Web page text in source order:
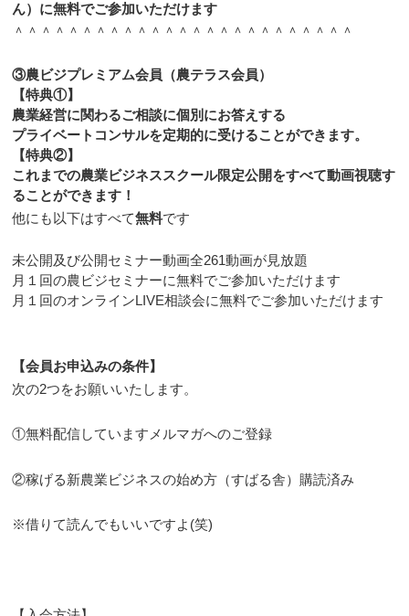
ん）に無料でご参加いただけます
＾＾＾＾＾＾＾＾＾＾＾＾＾＾＾＾＾＾＾＾＾＾＾＾＾
③農ビジプレミアム会員（農テラス会員）
【特典①】
農業経営に関わるご相談に個別にお答えする
プライベートコンサルを定期的に受けることができます。
【特典②】
これまでの農業ビジネススクール限定公開をすべて動画視聴す
ることができます！
他にも以下はすべて無料です
未公開及び公開セミナー動画全261動画が見放題
月１回の農ビジセミナーに無料でご参加いただけます
月１回のオンラインLIVE相談会に無料でご参加いただけます
【会員お申込みの条件】
次の2つをお願いいたします。
①無料配信していますメルマガへのご登録
②稼げる新農業ビジネスの始め方（すばる舎）購読済み
※借りて読んでもいいですよ(笑)